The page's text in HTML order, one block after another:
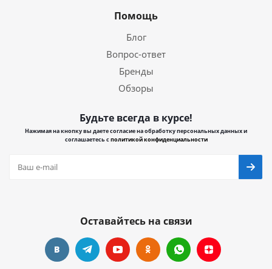
Помощь
Блог
Вопрос-ответ
Бренды
Обзоры
Будьте всегда в курсе!
Нажимая на кнопку вы даете согласие на обработку персональных данных и
соглашаетесь сполитикой конфиденциальности
Оставайтесь на связи